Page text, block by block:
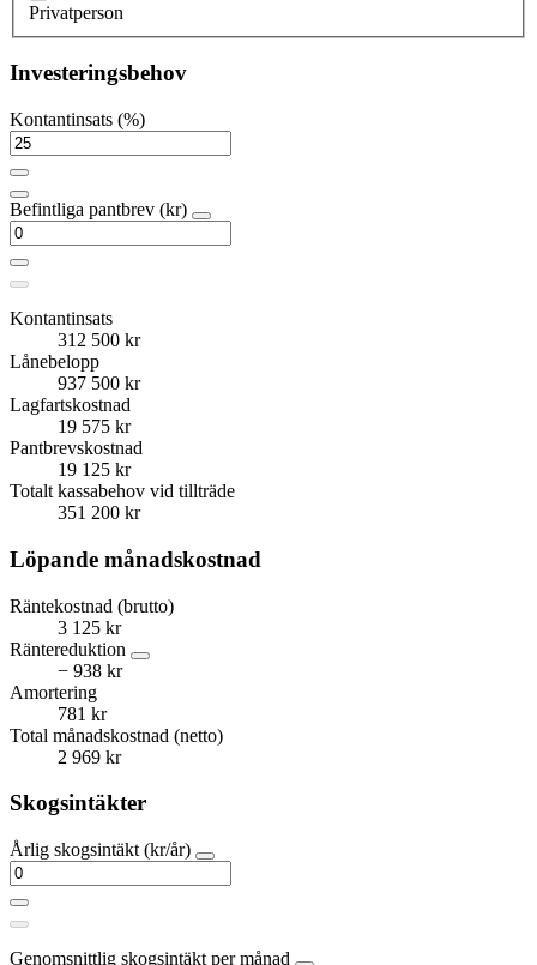
Privatperson
Investeringsbehov
Kontantinsats (%)
Befintliga pantbrev (kr)
Kontantinsats
312 500 kr
Lånebelopp
937 500 kr
Lagfartskostnad
19 575 kr
Pantbrevskostnad
19 125 kr
Totalt kassabehov vid tillträde
351 200 kr
Löpande månadskostnad
Räntekostnad (brutto)
3 125 kr
Räntereduktion
− 938 kr
Amortering
781 kr
Total månadskostnad (netto)
2 969 kr
Skogsintäkter
Årlig skogsintäkt (kr/år)
Genomsnittlig skogsintäkt per månad